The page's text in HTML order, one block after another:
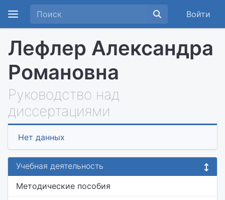
Войти
Лефлер Александра
Романовна
Руководство над
диссертациями
Нет данных
Учебная деятельность
Методические пособия